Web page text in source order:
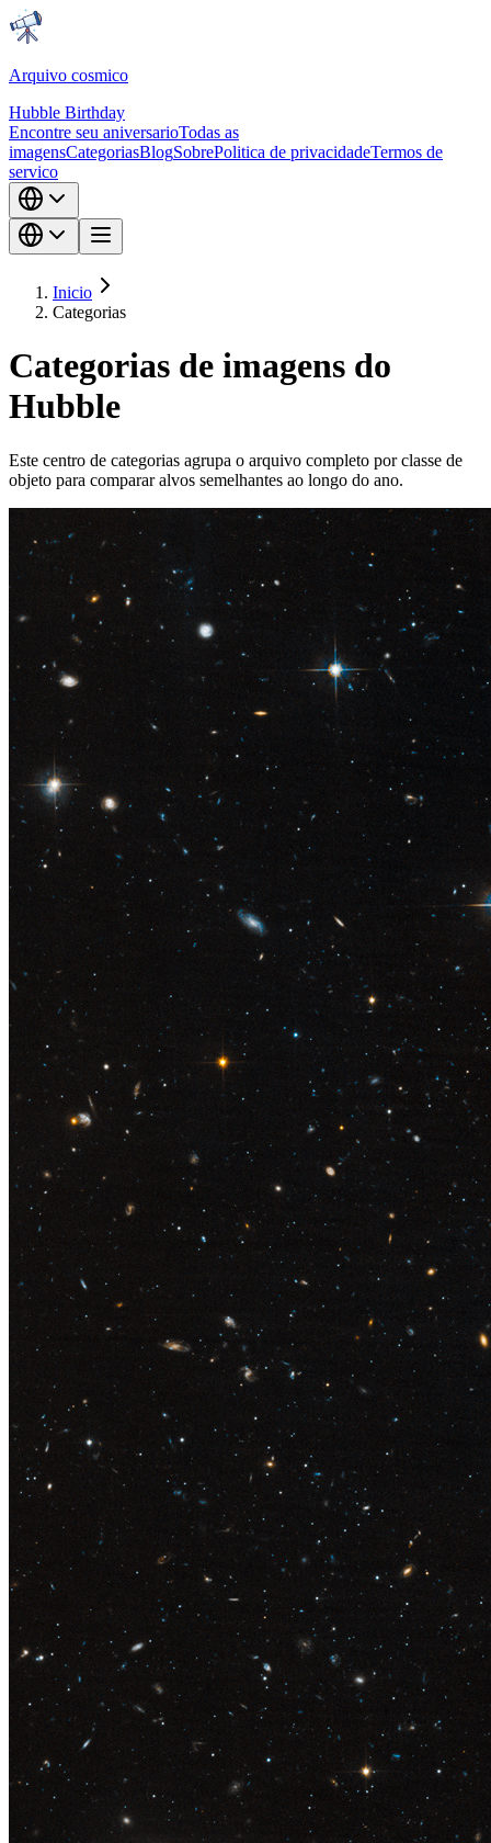
Arquivo cosmico
Hubble Birthday
Encontre seu aniversarioTodas as
imagensCategoriasBlogSobrePolitica de privacidadeTermos de
servico
Inicio
Categorias
Categorias de imagens do
Hubble
Este centro de categorias agrupa o arquivo completo por classe de
objeto para comparar alvos semelhantes ao longo do ano.